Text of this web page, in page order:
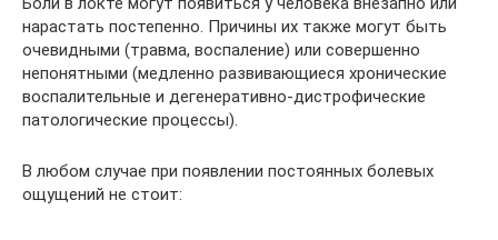
нарастать постепенно. Причины их также могут быть
очевидными (травма, воспаление) или совершенно
непонятными (медленно развивающиеся хронические
воспалительные и дегенеративно-дистрофические
патологические процессы).
В любом случае при появлении постоянных болевых
ощущений не стоит: